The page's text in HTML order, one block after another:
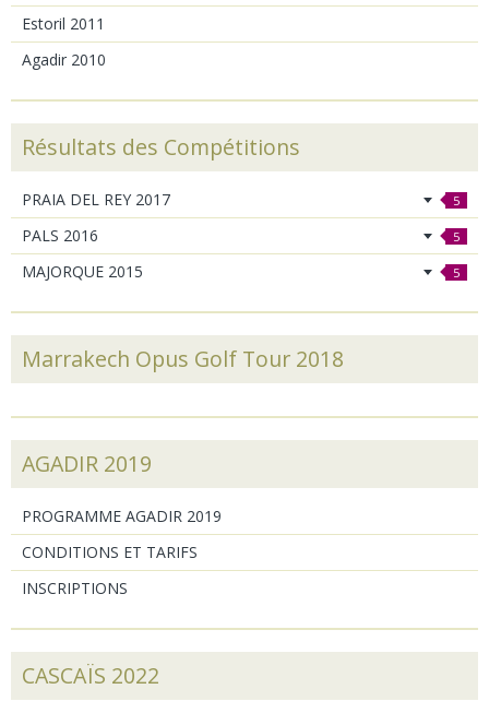
Estoril 2011
Agadir 2010
Résultats des Compétitions
PRAIA DEL REY 2017 5
PALS 2016 5
MAJORQUE 2015 5
Marrakech Opus Golf Tour 2018
AGADIR 2019
PROGRAMME AGADIR 2019
CONDITIONS ET TARIFS
INSCRIPTIONS
CASCAÏS 2022